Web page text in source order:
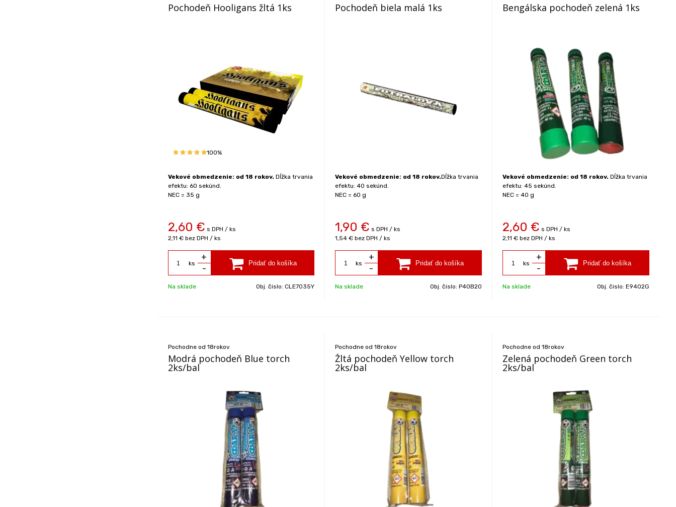
Pochodeň Hooligans žltá 1ks
100%
Vekové obmedzenie: od 18 rokov. Dĺžka trvania
efektu: 60 sekúnd.
NEC = 35 g
2,60 € s DPH / ks
2,11 € bez DPH / ks
ks
+
-
Na sklade Obj. čislo:CLE7035Y
Pochodeň biela malá 1ks
Vekové obmedzenie: od 18 rokov.Dĺžka trvania
efektu: 40 sekúnd.
NEC = 60 g
1,90 € s DPH / ks
1,54 € bez DPH / ks
ks
+
-
Na sklade Obj. čislo:P40B20
Bengálska pochodeň zelená 1ks
Vekové obmedzenie: od 18 rokov. Dĺžka trvania
efektu: 45 sekúnd.
NEC = 40 g
2,60 € s DPH / ks
2,11 € bez DPH / ks
ks
+
-
Na sklade Obj. čislo: E9402G
Pochodne od 18rokov
Modrá pochodeň Blue torch
2ks/bal
Pochodne od 18rokov
Žltá pochodeň Yellow torch
2ks/bal
Pochodne od 18rokov
Zelená pochodeň Green torch
2ks/bal